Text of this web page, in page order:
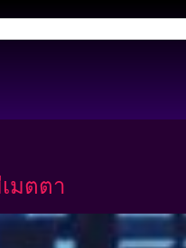
มตตา